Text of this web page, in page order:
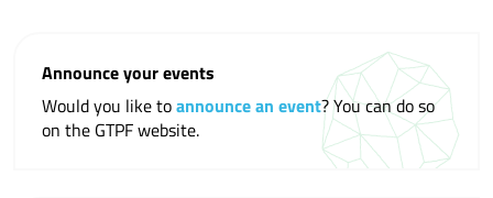
Announce your events
Would you like toannounce an event? You can do so
on the GTPF website.